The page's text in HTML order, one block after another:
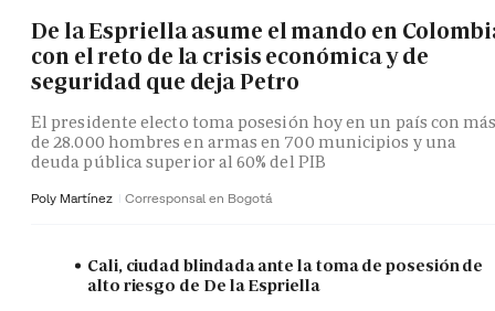
De la Espriella asume el mando en
con el reto de la crisis económica y de
seguridad que deja Petro
El presidente electo toma posesión hoy en un país con
de 28.000 hombres en armas en 700 municipios y una
deuda pública superior al 60% del PIB
Poly Martínez Corresponsal en Bogotá
Cali, ciudad blindada ante la toma de posesión de
alto riesgo de De la Espriella